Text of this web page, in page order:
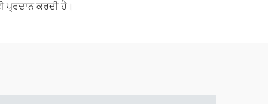
ਪ੍ਰਦਾਨ ਕਰਦੀ ਹੈ।